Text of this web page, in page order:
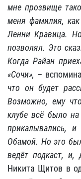
мне прозвище
меня фамилия, как
Ленни Кравица.
позволял. Это
Когда Райан
«Сочи», –
что он будет
Возможно, ему
клубе всё было
прикалывались,
Обамой. Но это
ведёт подкаст, и,
Никита Щитов в